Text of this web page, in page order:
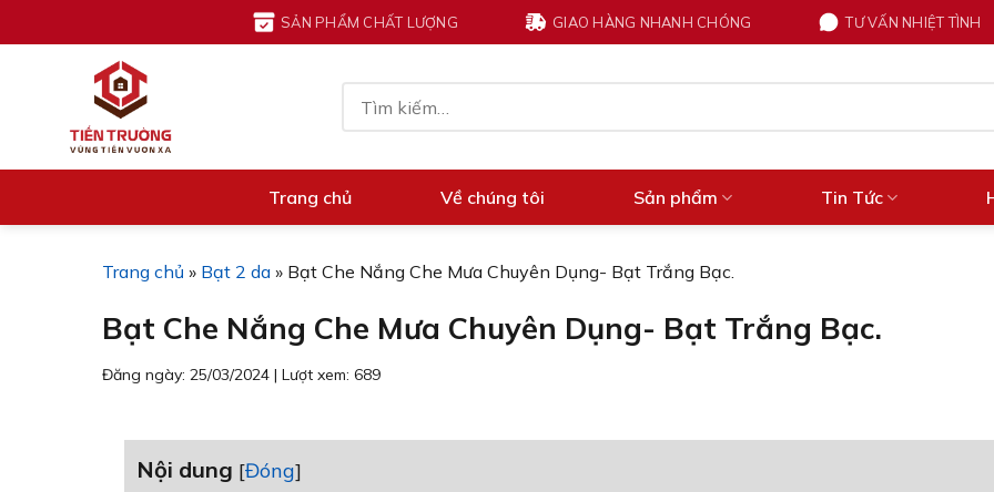
đến
SẢN PHẨM CHẤT LƯỢNG GIAO HÀNG NHANH CHÓNG TƯ VẤN NHIỆT TÌNH
kiếm:
Trang chủ Về chúng tôi Sản phẩm Tin Tức
Trang chủ » Bạt 2 da » Bạt Che Nắng Che Mưa Chuyên Dụng- Bạt Trắng Bạc.
Bạt Che Nắng Che Mưa Chuyên Dụng- Bạt Trắng Bạc.
Đăng ngày: 25/03/2024 | Lượt xem: 689
Nội dung [Đóng]